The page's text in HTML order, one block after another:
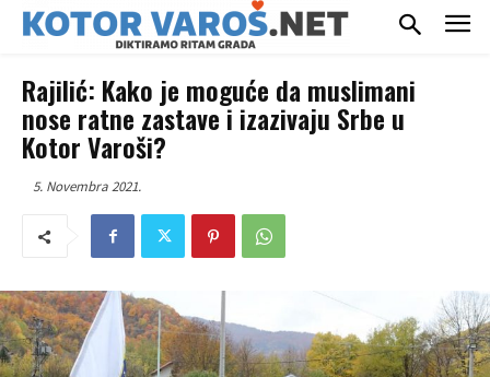
Rajilić: Kako je moguće da muslimani
nose ratne zastave i izazivaju Srbe u
Kotor Varoši?
5. Novembra 2021.